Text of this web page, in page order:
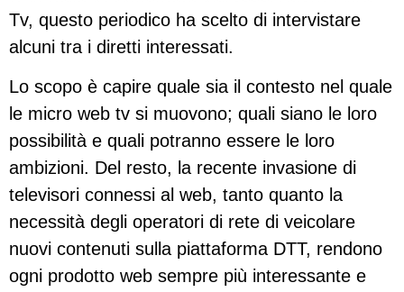
Tv, questo periodico ha scelto di intervistare
alcuni tra i diretti interessati.
Lo scopo è capire quale sia il contesto nel quale
le micro web tv si muovono; quali siano le loro
possibilità e quali potranno essere le loro
ambizioni. Del resto, la recente invasione di
televisori connessi al web, tanto quanto la
necessità degli operatori di rete di veicolare
nuovi contenuti sulla piattaforma DTT, rendono
ogni prodotto web sempre più interessante e